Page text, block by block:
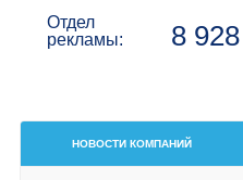
Отдел
рекламы:
8
НОВОСТИ КОМПАНИЙ